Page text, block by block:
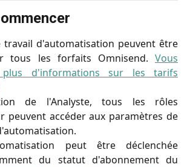
travail d'automatisation peuvent être
tous les forfaits Omnisend. Vous
plus d'informations sur les tarifs
de l'Analyste, tous les rôles
peuvent accéder aux paramètres de
peut être déclenchée
du statut d'abonnement du